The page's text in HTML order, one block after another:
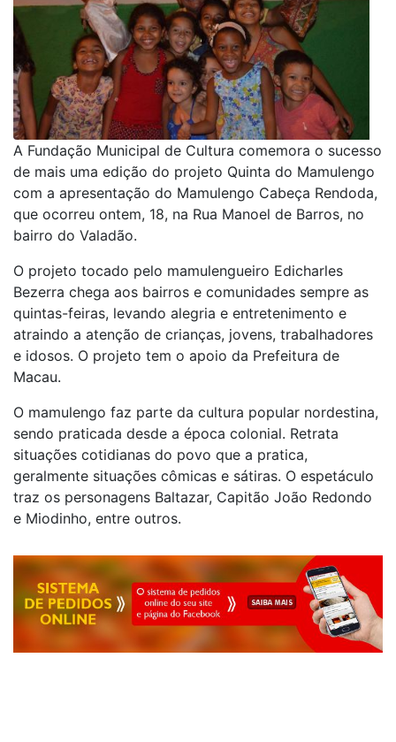
A Fundação Municipal de Cultura comemora o sucesso
de mais uma edição do projeto Quinta do Mamulengo
com a apresentação do Mamulengo Cabeça Rendoda,
que ocorreu ontem, 18, na Rua Manoel de Barros, no
bairro do Valadão.
O projeto tocado pelo mamulengueiro Edicharles
Bezerra chega aos bairros e comunidades sempre as
quintas-feiras, levando alegria e entretenimento e
atraindo a atenção de crianças, jovens, trabalhadores
e idosos. O projeto tem o apoio da Prefeitura de
Macau.
O mamulengo faz parte da cultura popular nordestina,
sendo praticada desde a época colonial. Retrata
situações cotidianas do povo que a pratica,
geralmente situações cômicas e sátiras. O espetáculo
traz os personagens Baltazar, Capitão João Redondo
e Miodinho, entre outros.